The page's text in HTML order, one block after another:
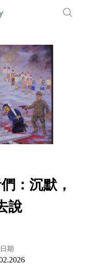
：沉默，
說
日期